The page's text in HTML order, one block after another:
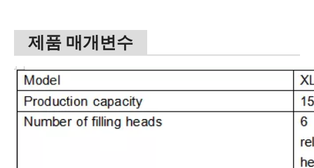
제품 매개변수